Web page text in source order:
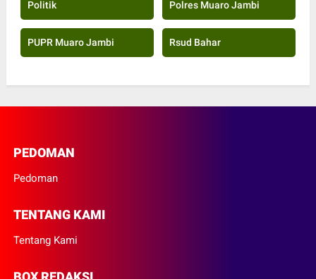
Politik Polres Muaro Jambi
PUPR Muaro Jambi Rsud Bahar
PEDOMAN
Pedoman
TENTANG KAMI
Tentang Kami